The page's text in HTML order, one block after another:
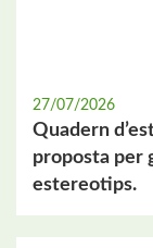
27/07/2026
Quadern
proposta per
estereotips.